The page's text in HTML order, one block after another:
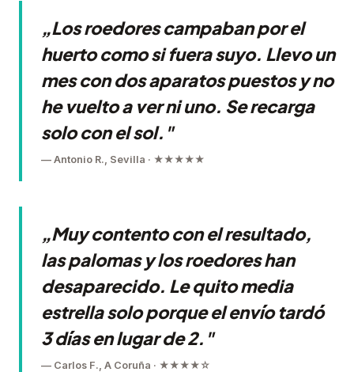
„Los roedores campaban por el
huerto como si fuera suyo. Llevo un
mes con dos aparatos puestos y no
he vuelto a ver ni uno. Se recarga
solo con el sol."
— Antonio R., Sevilla · ★★★★★
„Muy contento con el resultado,
las palomas y los roedores han
desaparecido. Le quito media
estrella solo porque el envío tardó
3 días en lugar de 2."
— Carlos F., A Coruña · ★★★★☆